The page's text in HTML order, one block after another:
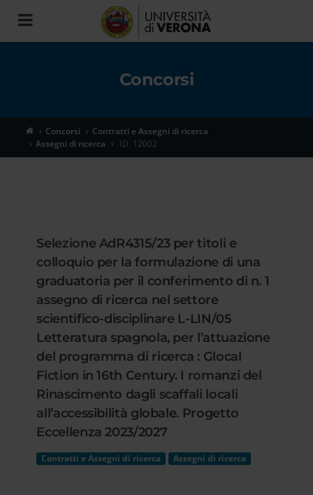
Toggle
navigation
Concorsi
Concorsi
Contratti e Assegni di ricerca
Assegni di ricerca
ID. 12002
Selezione AdR4315/23 per titoli e
colloquio per la formulazione di una
graduatoria per il conferimento di n. 1
assegno di ricerca nel settore
scientifico-disciplinare L-LIN/05
Letteratura spagnola, per l’attuazione
del programma di ricerca : Glocal
Fiction in 16th Century. I romanzi del
Rinascimento dagli scaffali locali
all’accessibilità globale. Progetto
Eccellenza 2023/2027
Contratti e Assegni di ricerca Assegni di ricerca